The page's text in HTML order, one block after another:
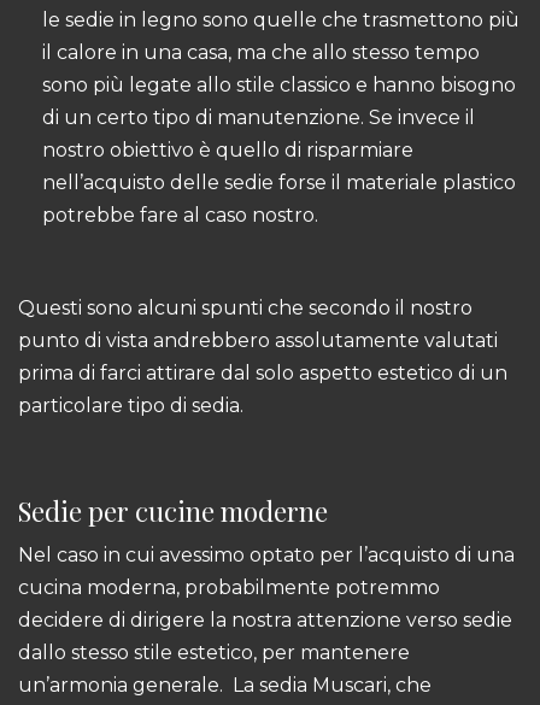
le sedie in legno sono quelle che trasmettono più
il calore in una casa, ma che allo stesso tempo
sono più legate allo stile classico e hanno bisogno
di un certo tipo di manutenzione. Se invece il
nostro obiettivo è quello di risparmiare
nell’acquisto delle sedie forse il materiale plastico
potrebbe fare al caso nostro.
Questi sono alcuni spunti che secondo il nostro
punto di vista andrebbero assolutamente valutati
prima di farci attirare dal solo aspetto estetico di un
particolare tipo di sedia.
Sedie per cucine moderne
Nel caso in cui avessimo optato per l’acquisto di una
cucina moderna, probabilmente potremmo
decidere di dirigere la nostra attenzione verso sedie
dallo stesso stile estetico, per mantenere
un’armonia generale. La sedia Muscari, che